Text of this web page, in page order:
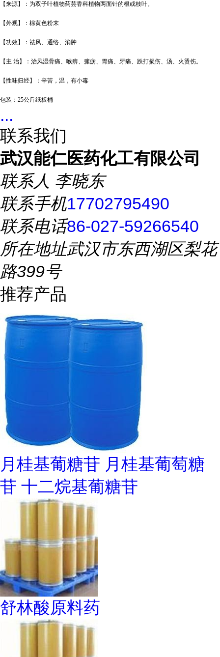
【来源】：为双子叶植物药芸香科植物两面针的根或枝叶。
【外观】 ：棕黄色粉末
【功效】：祛风、通络、消肿
【主 治】：治风湿骨痛、喉痹、瘰疬、胃痛、牙痛、跌打损伤、汤、火烫伤。
【性味归经】：辛苦，温，有小毒
包装： 25公斤纸板桶
...
联系我们
武汉能仁医药化工有限公司
联系人 李晓东
联系手机17702795490
联系电话86-027-59266540
所在地址武汉市东西湖区梨花
路399号
推荐产品
月桂基葡糖苷 月桂基葡萄糖
苷 十二烷基葡糖苷
舒林酸原料药